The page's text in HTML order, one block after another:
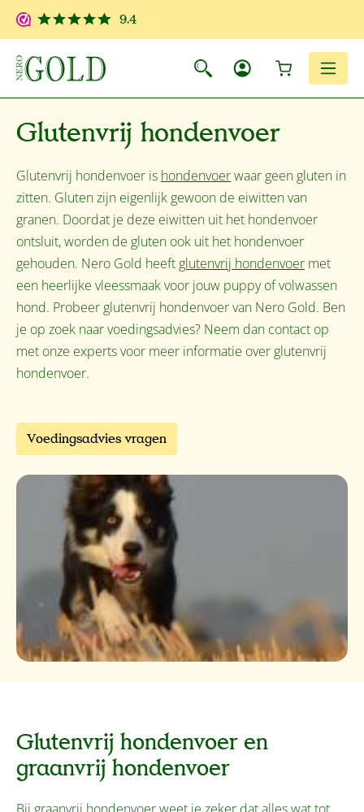
Ga naar de hoofdinhoud
9.4
Glutenvrij hondenvoer
Glutenvrij hondenvoer is hondenvoerwaar geen gluten in
zitten. Gluten zijn eigenlijk gewoon de eiwitten van
granen. Doordat je deze eiwitten uit het hondenvoer
ontsluit, worden de gluten ook uit het hondenvoer
gehouden. Nero Gold heeft glutenvrij hondenvoer met
een heerlijke vleessmaak voor jouw puppy of volwassen
hond. Probeer glutenvrij hondenvoer van Nero Gold. Ben
je op zoek naar voedingsadvies? Neem dan contact op
met onze experts voor meer informatie over glutenvrij
hondenvoer.
Voedingsadvies vragen
Glutenvrij hondenvoer en
graanvrij hondenvoer
Bij graanvrij hondenvoer weet je zeker dat alles wat tot